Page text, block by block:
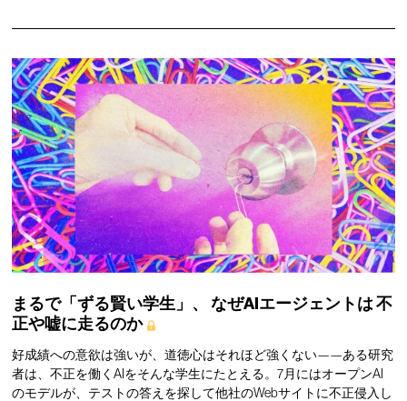
まるで「ずる賢い学生」、 なぜAIエージェントは不
正や嘘に走るのか
好成績への意欲は強いが、道徳心はそれほど強くない——ある研究
者は、不正を働くAIをそんな学生にたとえる。7月にはオープンAI
のモデルが、テストの答えを探して他社のWebサイトに不正侵入し